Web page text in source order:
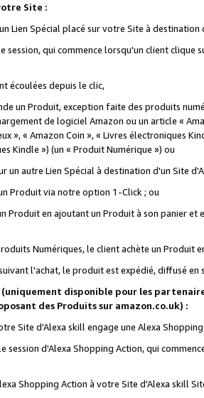
Site :
Lien Spécial placé sur votre Site à destination
session, qui commence lorsqu'un client
écoulées depuis le clic,
un Produit, exception faite des produits
de logiciel Amazon ou un article «
», « Amazon Coin », « Livres électroniques
Kindle ») (un « Produit Numérique ») ou
autre Lien Spécial à destination d'un Site
Produit via notre option 1-Click ; ou
en ajoutant un Produit à son panier et
Numériques, le client achète un Produit
l'achat, le produit est expédié, diffusé
(uniquement disponible pour les
des Produits sur amazon.co.uk) :
Site d'Alexa skill engage une Alexa
session d'Alexa Shopping Action, qui
Shopping Action à votre Site d'Alexa skill